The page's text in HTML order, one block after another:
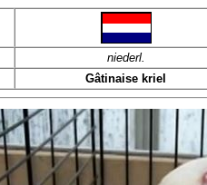
niederl.
Gâtinaise kriel